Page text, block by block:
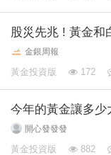
股災先兆 ! 黃金和
金銀周報
黃金投資版 172
今年的黃金讓多少
開心發發發
黃金投資版 882